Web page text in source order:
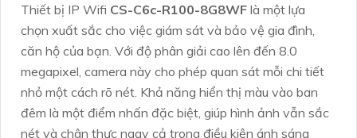
Thiết bị IP Wifi CS-C6c-R100-8G8WF là một lựa
chọn xuất sắc cho việc giám sát và bảo vệ gia đình,
căn hộ của bạn. Với độ phân giải cao lên đến 8.0
megapixel, camera này cho phép quan sát mỗi chi tiết
nhỏ một cách rõ nét. Khả năng hiển thị màu vào ban
đêm là một điểm nhấn đặc biệt, giúp hình ảnh vẫn sắc
nét và chân thực ngay cả trong điều kiện ánh sáng